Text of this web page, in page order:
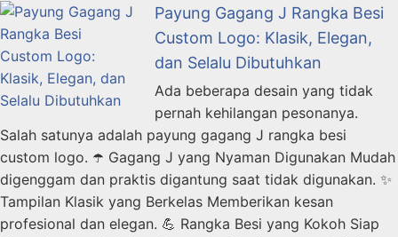
Payung Gagang J Rangka Besi
Custom Logo: Klasik, Elegan,
dan Selalu Dibutuhkan
Ada beberapa desain yang tidak
pernah kehilangan pesonanya.
Salah satunya adalah payung gagang J rangka besi
custom logo. ☂️ Gagang J yang Nyaman Digunakan Mudah
digenggam dan praktis digantung saat tidak digunakan. ✨
Tampilan Klasik yang Berkelas Memberikan kesan
profesional dan elegan. 💪 Rangka Besi yang Kokoh Siap